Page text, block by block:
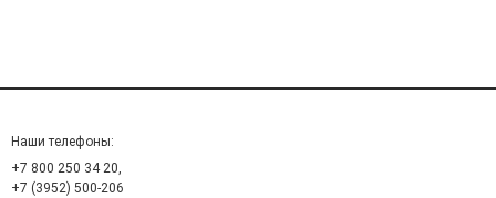
Наши телефоны:
+7 800 250 34 20,
+7 (3952) 500-206